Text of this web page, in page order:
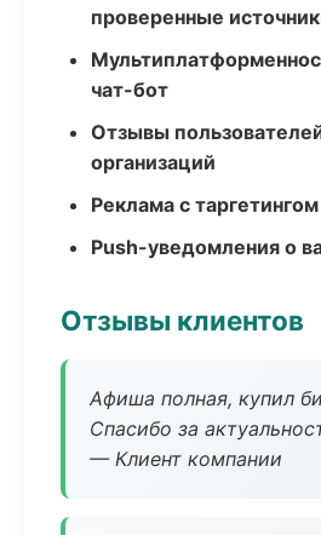
проверенные
чат-бот
Отзывы
организаций
Реклама с
Push-уведомления о
Отзывы клиентов
Афиша полная, купил
Спасибо за
— Клиент компании